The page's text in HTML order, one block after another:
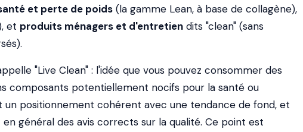
et perte de poids (la gamme Lean, à base de collagène),
et produits ménagers et d'entretien dits "clean" (sans
"Live Clean" : l'idée que vous pouvez consommer des
composants potentiellement nocifs pour la santé ou
un positionnement cohérent avec une tendance de fond, et
général des avis corrects sur la qualité. Ce point est